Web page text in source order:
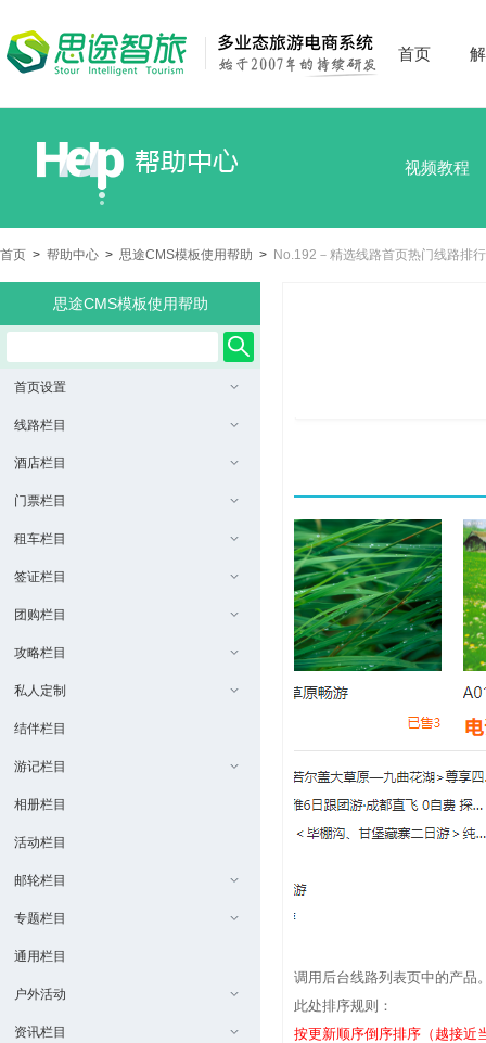
首页
视频教程
首页 > 帮助中心 > 思途CMS模板使用帮助 > No.192－精选线路首页热门线路排
思途CMS模板使用帮助
首页设置
线路栏目
酒店栏目
门票栏目
租车栏目
签证栏目
团购栏目
攻略栏目
私人定制
结伴栏目
游记栏目
相册栏目
活动栏目
邮轮栏目
专题栏目
通用栏目
户外活动
资讯栏目
调用后台线路列表页中的产品
此处排序规则：
按更新顺序倒序排序（越接近